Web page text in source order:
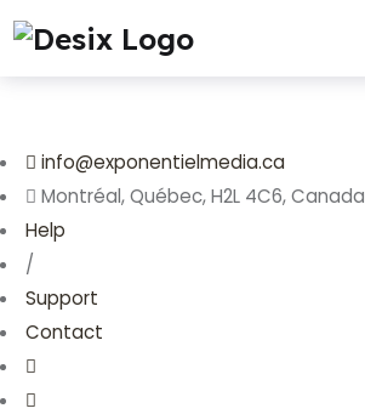
info@exponentielmedia.ca
Montréal, Québec, H2L 4C6, Canada
Help
/
Support
Contact